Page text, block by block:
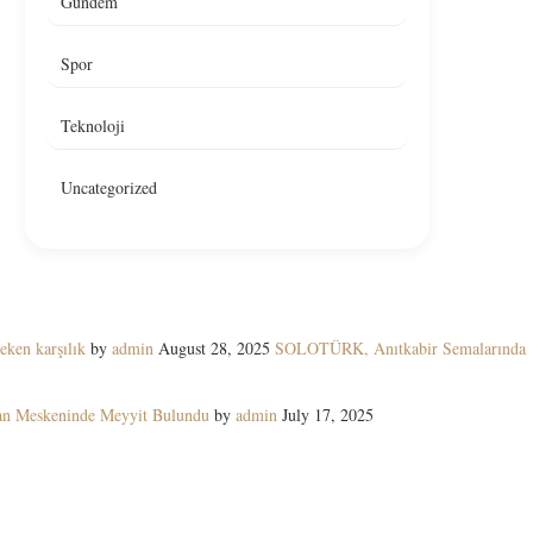
Spor
Teknoloji
Uncategorized
karşılık by admin August 28, 2025 SOLOTÜRK, Anıtkabir Semalarında
Meskeninde Meyyit Bulundu by admin July 17, 2025